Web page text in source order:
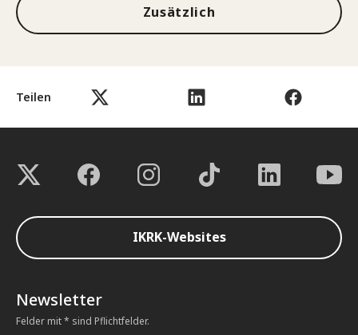
Teilen
Zusätzlich
IKRK-Websites
Newsletter
Felder mit * sind Pflichtfelder.